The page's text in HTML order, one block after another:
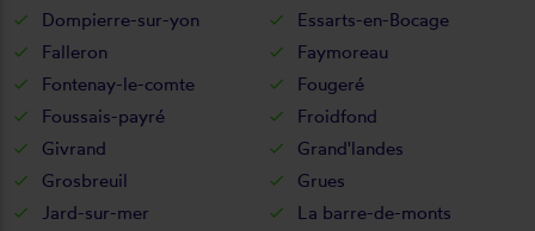
Dompierre-sur-yon
Essarts-en-Bocage
Falleron
Faymoreau
Fontenay-le-comte
Fougeré
Foussais-payré
Froidfond
Givrand
Grand'landes
Grosbreuil
Grues
Jard-sur-mer
La barre-de-monts